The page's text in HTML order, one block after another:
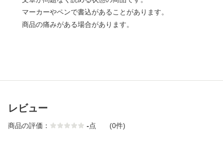
マーカーやペンで書込があることがあります。
商品の痛みがある場合があります。
レビュー
商品の評価： -点 (0件)